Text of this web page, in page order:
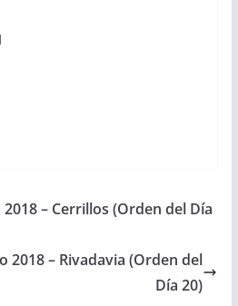
– Cerrillos (Orden del Día
2018 – Rivadavia (Orden del
Día 20)